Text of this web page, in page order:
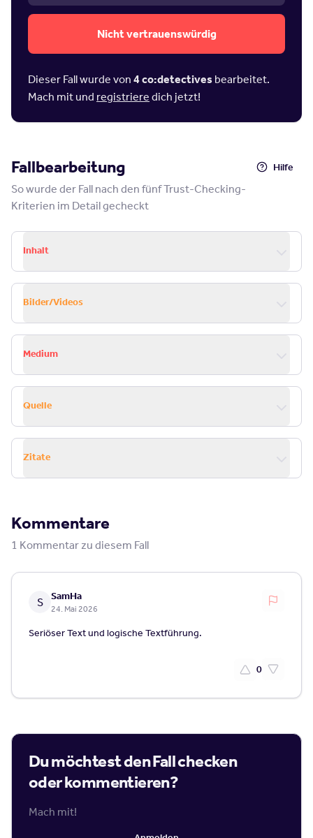
Nicht vertrauenswürdig
Dieser Fall wurde von 4co:detectives bearbeitet.
Mach mit und registriere dich jetzt!
Fallbearbeitung
So wurde der Fall nach den fünf Trust-Checking-
Kriterien im Detail gecheckt
Hilfe
Inhalt
Bilder/Videos
Medium
Quelle
Zitate
Kommentare
1 Kommentar zu diesem Fall
S SamHa
24. Mai 2026
Seriöser Text und logische Textführung.
0
Du möchtest den Fall checken
oder kommentieren?
Mach mit!